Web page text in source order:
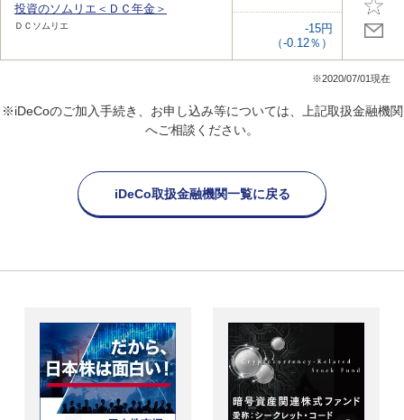
投資のソムリエ＜ＤＣ年金＞
ＤＣソムリエ
-15円
（-0.12％）
※2020/07/01現在
※iDeCoのご加入手続き、お申し込み等については、上記取扱金融機関
へご相談ください。
iDeCo取扱金融機関一覧に戻る